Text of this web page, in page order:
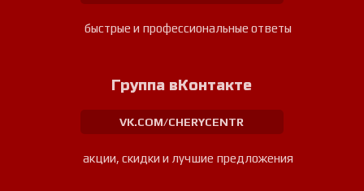
быстрые и профессиональные ответы
Группа вКонтакте
VK.COM/CHERYCENTR
акции, скидки и лучшие предложения